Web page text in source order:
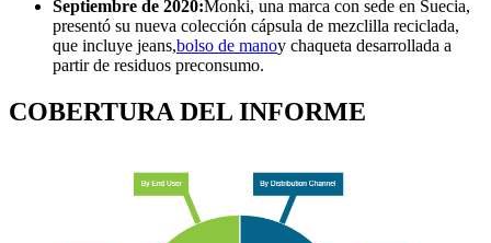
Septiembre de 2020:Monki, una marca con sede en Suecia,
presentó su nueva colección cápsula de mezclilla reciclada,
que incluye jeans,bolso de manoy chaqueta desarrollada a
partir de residuos preconsumo.
COBERTURA DEL INFORME